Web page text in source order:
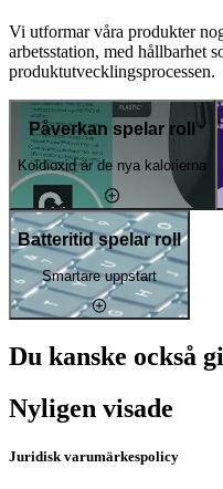
Vi utformar våra produkter
arbetsstation, med hållbarhet
produktutvecklingsprocessen.
Påverkan spelar roll
Koldioxid är de nya kalorierna
Batteritid spelar roll
Smartare uppstart
Du kanske också
Nyligen visade
Juridisk varumärkespolicy